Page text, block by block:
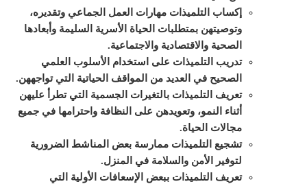
إكساب التلميذات مهارات العمل الجماعي وتقديره،
وتوصيتهن بمتطلبات الحياة الأسرية السليمة وأبعادها
الصحية والاقتصادية والاجتماعية.
تدريب التلميذات على استخدام الأسلوب العلمي
الصحيح في العديد من المواقف الحياتية التي تواجههن.
تعريف التلميذات بالتغيرات الجسمية التي تطرأ عليهن
أثناء النمو، وتعويدهن على النظافة واحترامها في جميع
مجالات الحياة.
تشجيع التلميذات ممارسة بعض المناشط الضرورية
لتوفير الأمن والسلامة في المنزل.
تعريف التلميذات ببعض الإسعافات الأولية التي